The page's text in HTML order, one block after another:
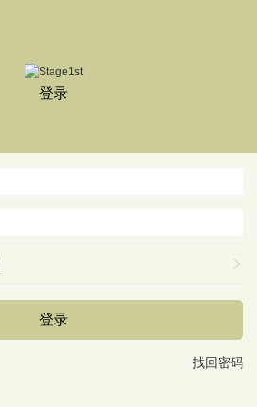
登录
登录
找回密码